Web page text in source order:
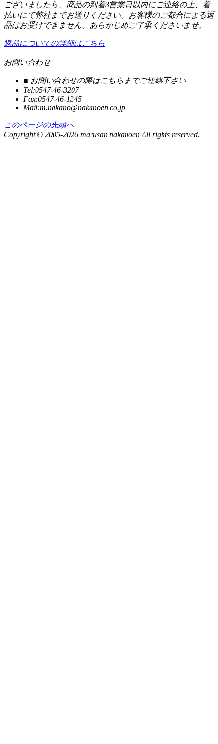
ございましたら、商品の到着3営業日以内にご連絡の上、着
払いにて弊社までお送りください。お客様のご都合による返
品はお受けできません。あらかじめご了承くださいませ。
返品についての詳細はこちら
お問い合わせ
■ お問い合わせの際はこちらまでご連絡下さい
Tel:0547-46-3207
Fax:0547-46-1345
Mail:m.nakano@nakanoen.co.jp
このページの先頭へ
Copyright © 2005-2026 marusan nakanoen All rights reserved.